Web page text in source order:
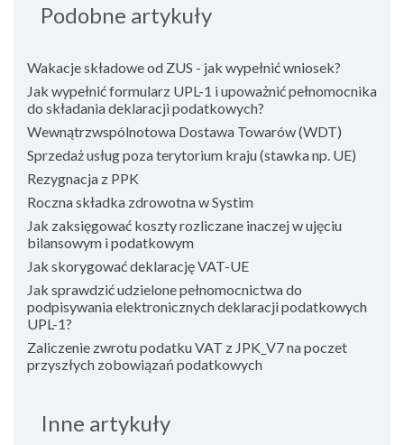
Podobne artykuły
Wakacje składowe od ZUS - jak wypełnić wniosek?
Jak wypełnić formularz UPL-1 i upoważnić pełnomocnika
do składania deklaracji podatkowych?
Wewnątrzwspólnotowa Dostawa Towarów (WDT)
Sprzedaż usług poza terytorium kraju (stawka np. UE)
Rezygnacja z PPK
Roczna składka zdrowotna w Systim
Jak zaksięgować koszty rozliczane inaczej w ujęciu
bilansowym i podatkowym
Jak skorygować deklarację VAT-UE
Jak sprawdzić udzielone pełnomocnictwa do
podpisywania elektronicznych deklaracji podatkowych
UPL-1?
Zaliczenie zwrotu podatku VAT z JPK_V7 na poczet
przyszłych zobowiązań podatkowych
Inne artykuły